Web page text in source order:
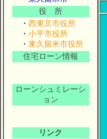
役 所
・ 西東京市役所
・ 小平市役所
・ 東久留米市役所
住宅ローン情報
ローンシュミレーシ
ョン
リンク